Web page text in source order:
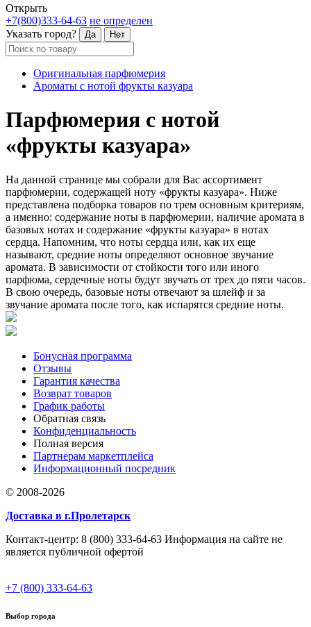
Открыть
+7(800)333-64-63 не определен
Указать город?
Да Нет
Оригинальная парфюмерия
Ароматы с нотой фрукты казуара
Парфюмерия с нотой
«фрукты казуара»
На данной странице мы собрали для Вас ассортимент
парфюмерии, содержащей ноту «фрукты казуара». Ниже
представлена подборка товаров по трем основным критериям,
а именно: содержание ноты в парфюмерии, наличие аромата в
базовых нотах и содержание «фрукты казуара» в нотах
сердца. Напомним, что ноты сердца или, как их еще
называют, средние ноты определяют основное звучание
аромата. В зависимости от стойкости того или иного
парфюма, сердечные ноты будут звучать от трех до пяти часов.
В свою очередь, базовые ноты отвечают за шлейф и за
звучание аромата после того, как испарятся средние ноты.
Бонусная программа
Отзывы
Гарантия качества
Возврат товаров
График работы
Обратная связь
Конфиденциальность
Полная версия
Партнерам маркетплейса
Информационный посредник
© 2008-2026
Доставка в г.Пролетарск
Контакт-центр: 8 (800) 333-64-63 Информация на сайте не
является публичной офертой
+7 (800) 333-64-63
Выбор города